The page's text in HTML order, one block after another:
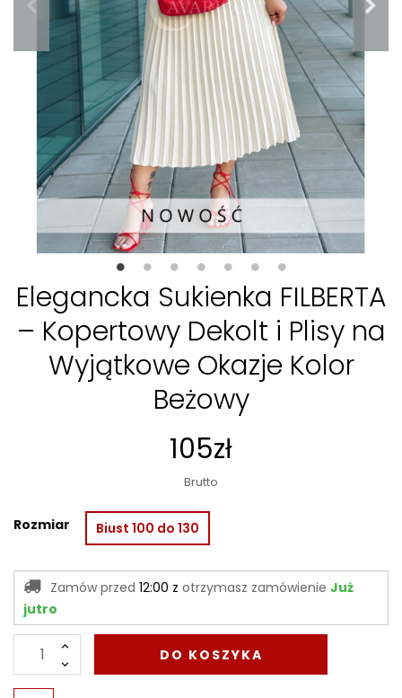
Elegancka Sukienka FILBERTA
– Kopertowy Dekolt i Plisy na
Wyjątkowe Okazje Kolor
Beżowy
105zł
Brutto
Rozmiar Biust 100 do 130
Zamów przed 12:00 z otrzymasz zamówienie Już
jutro
DO KOSZYKA